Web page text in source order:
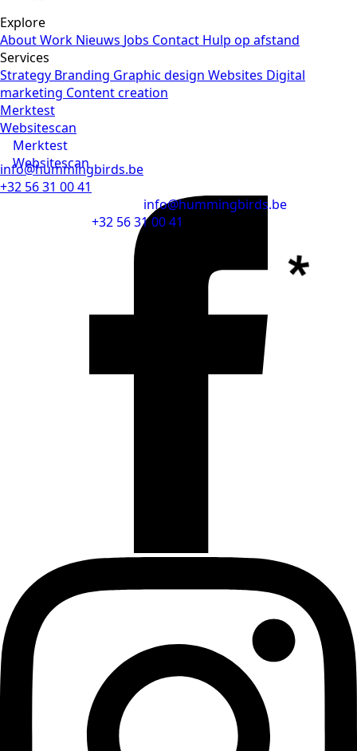
Explore
AboutWork Nieuws Jobs Contact Hulp op afstand
Services
Strategy Branding Graphic design Websites Digital
marketing Content creation
Merktest
Merktest
Websitescan
Websitescan
info@hummingbirds.be
info@hummingbirds.be
+32 56 31 00 41
+32 56 31 00 41